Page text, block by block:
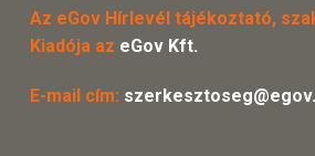
Az eGov Hírlevél tájékoztató,
Kiadója az eGov Kft.
E-mail cím: